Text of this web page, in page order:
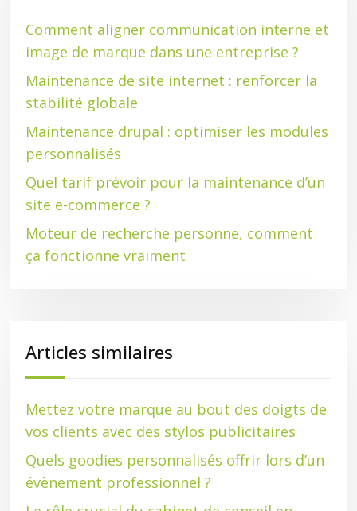
Comment aligner communication interne et
image de marque dans une entreprise ?
Maintenance de site internet : renforcer la
stabilité globale
Maintenance drupal : optimiser les modules
personnalisés
Quel tarif prévoir pour la maintenance d’un
site e-commerce ?
Moteur de recherche personne, comment
ça fonctionne vraiment
Articles similaires
Mettez votre marque au bout des doigts de
vos clients avec des stylos publicitaires
Quels goodies personnalisés offrir lors d’un
évènement professionnel ?